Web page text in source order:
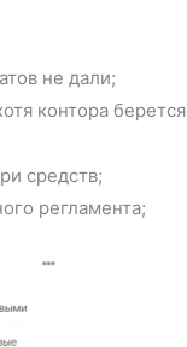
не дали;
контора берется
средств;
регламента;